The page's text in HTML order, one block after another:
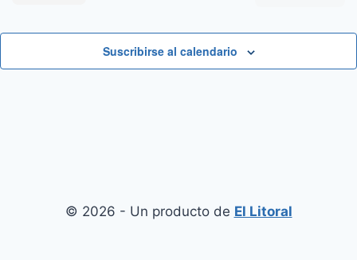
Suscribirse al calendario
© 2026 - Un producto de El Litoral